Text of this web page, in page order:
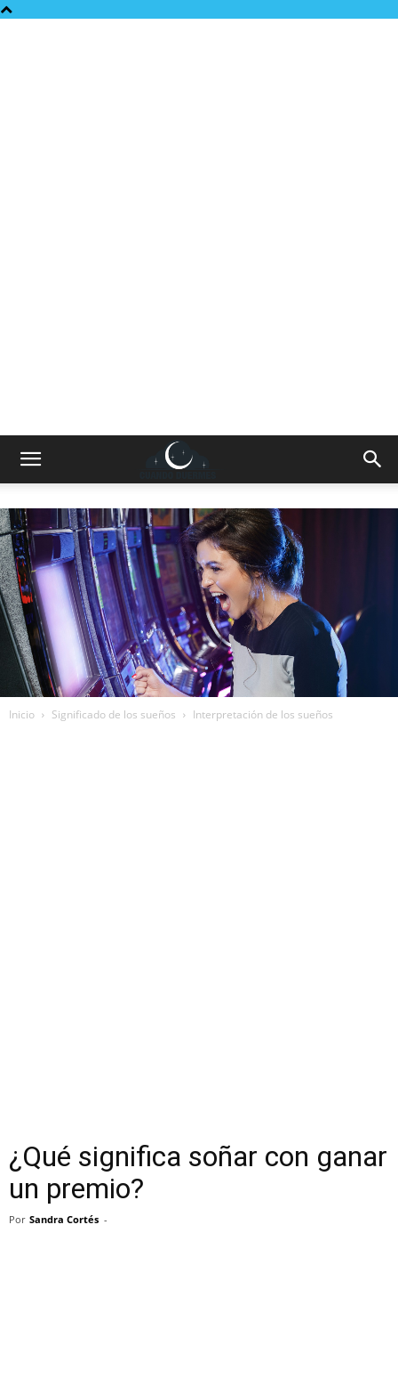
Inicio Significado de los sueños Interpretación de los sueños
¿Qué significa soñar con ganar
un premio?
Por Sandra Cortés -